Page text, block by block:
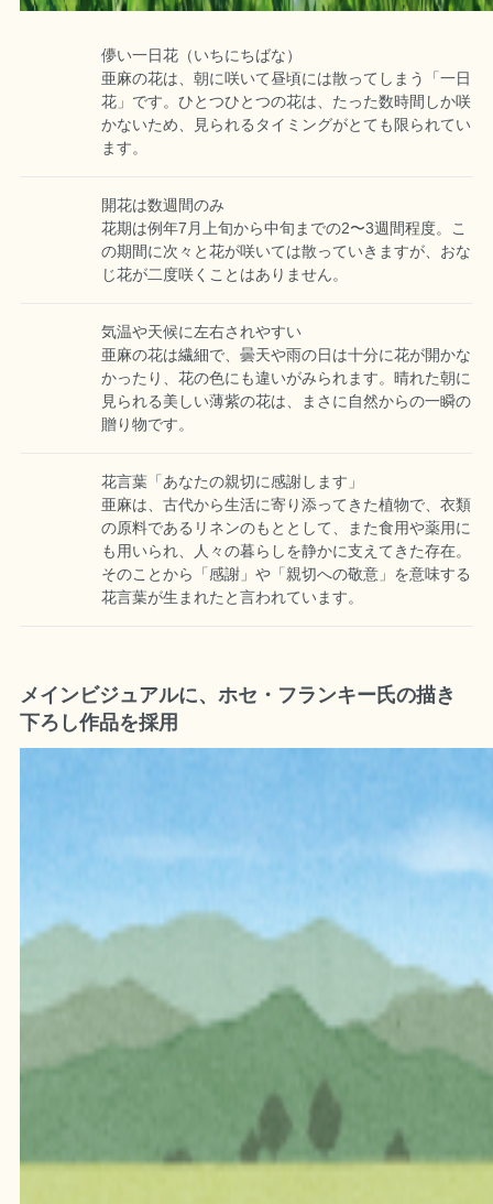
儚い一日花（いちにちばな）
亜麻の花は、朝に咲いて昼頃には散ってしまう「一日
花」です。ひとつひとつの花は、たった数時間しか咲
かないため、見られるタイミングがとても限られてい
ます。
開花は数週間のみ
花期は例年7月上旬から中旬までの2〜3週間程度。こ
の期間に次々と花が咲いては散っていきますが、おな
じ花が二度咲くことはありません。
気温や天候に左右されやすい
亜麻の花は繊細で、曇天や雨の日は十分に花が開かな
かったり、花の色にも違いがみられます。晴れた朝に
見られる美しい薄紫の花は、まさに自然からの一瞬の
贈り物です。
花言葉「あなたの親切に感謝します」
亜麻は、古代から生活に寄り添ってきた植物で、衣類
の原料であるリネンのもととして、また食用や薬用に
も用いられ、人々の暮らしを静かに支えてきた存在。
そのことから「感謝」や「親切への敬意」を意味する
花言葉が生まれたと言われています。
メインビジュアルに、ホセ・フランキー氏の描き
下ろし作品を採用